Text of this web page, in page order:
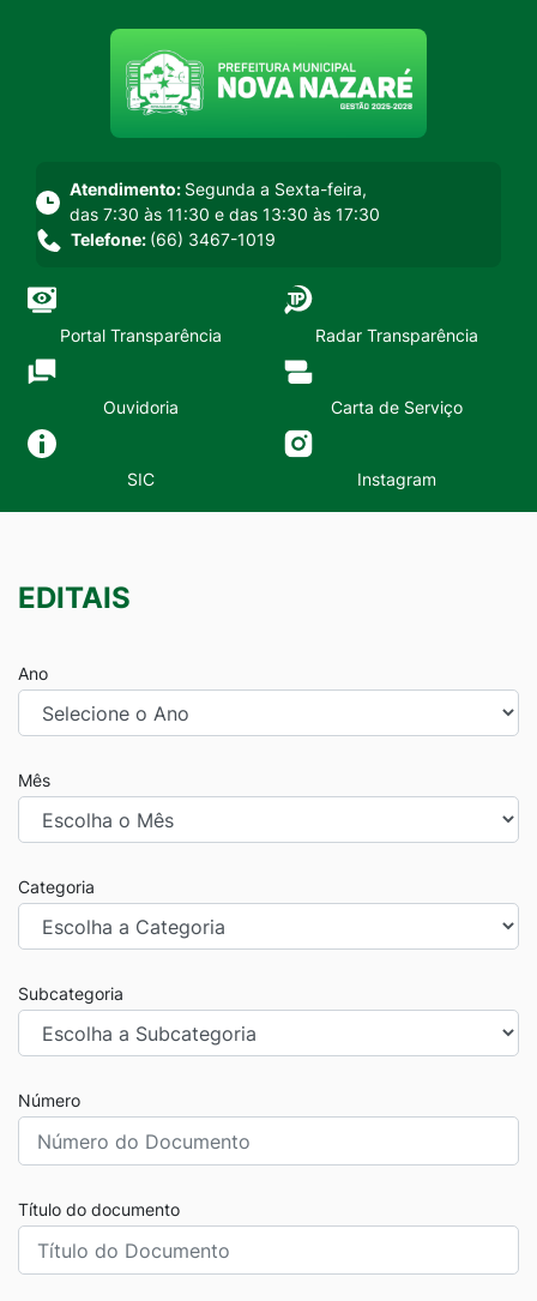
Seção do menu principal
Atendimento: Segunda a Sexta-feira,
das 7:30 às 11:30 e das 13:30 às 17:30
Telefone: (66) 3467-1019
Portal Transparência Radar Transparência
Ouvidoria Carta de Serviço
SIC Instagram
EDITAIS
Ano
Mês
Categoria
Subcategoria
Número
Título do documento